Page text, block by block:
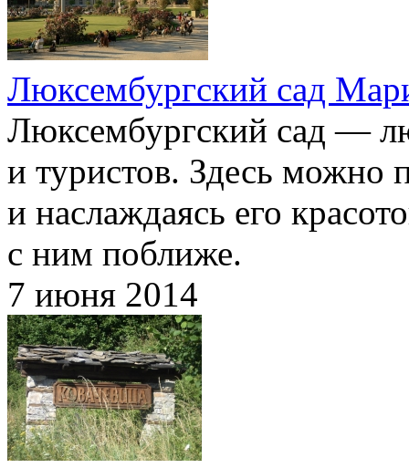
Люксембургский сад
Люксембургский сад —
и туристов. Здесь можно
и наслаждаясь его
с ним поближе.
7 июня 2014